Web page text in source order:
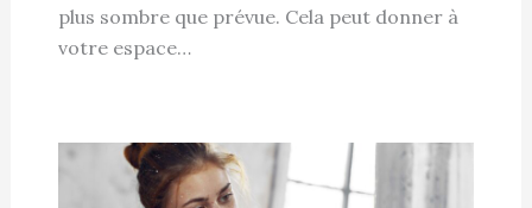
plus sombre que prévue. Cela peut donner à
votre espace…